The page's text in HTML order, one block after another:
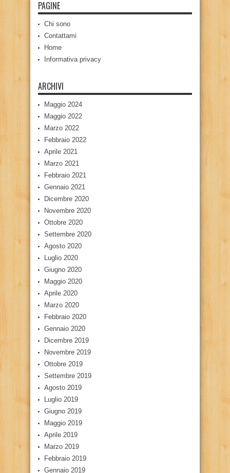
PAGINE
Chi sono
Contattami
Home
Informativa privacy
ARCHIVI
Maggio 2024
Maggio 2022
Marzo 2022
Febbraio 2022
Aprile 2021
Marzo 2021
Febbraio 2021
Gennaio 2021
Dicembre 2020
Novembre 2020
Ottobre 2020
Settembre 2020
Agosto 2020
Luglio 2020
Giugno 2020
Maggio 2020
Aprile 2020
Marzo 2020
Febbraio 2020
Gennaio 2020
Dicembre 2019
Novembre 2019
Ottobre 2019
Settembre 2019
Agosto 2019
Luglio 2019
Giugno 2019
Maggio 2019
Aprile 2019
Marzo 2019
Febbraio 2019
Gennaio 2019